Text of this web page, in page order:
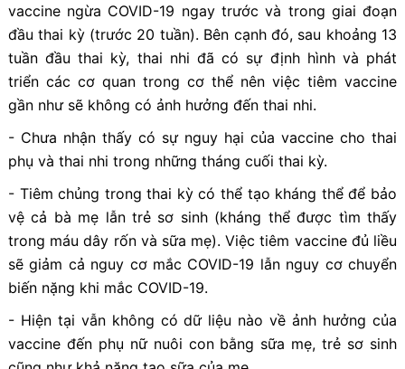
vaccine ngừa COVID-19 ngay trước và trong giai đoạn
đầu thai kỳ (trước 20 tuần). Bên cạnh đó, sau khoảng 13
tuần đầu thai kỳ, thai nhi đã có sự định hình và phát
triển các cơ quan trong cơ thể nên việc tiêm vaccine
gần như sẽ không có ảnh hưởng đến thai nhi.
- Chưa nhận thấy có sự nguy hại của vaccine cho thai
phụ và thai nhi trong những tháng cuối thai kỳ.
- Tiêm chủng trong thai kỳ có thể tạo kháng thể để bảo
vệ cả bà mẹ lẫn trẻ sơ sinh (kháng thể được tìm thấy
trong máu dây rốn và sữa mẹ). Việc tiêm vaccine đủ liều
sẽ giảm cả nguy cơ mắc COVID-19 lẫn nguy cơ chuyển
biến nặng khi mắc COVID-19.
- Hiện tại vẫn không có dữ liệu nào về ảnh hưởng của
vaccine đến phụ nữ nuôi con bằng sữa mẹ, trẻ sơ sinh